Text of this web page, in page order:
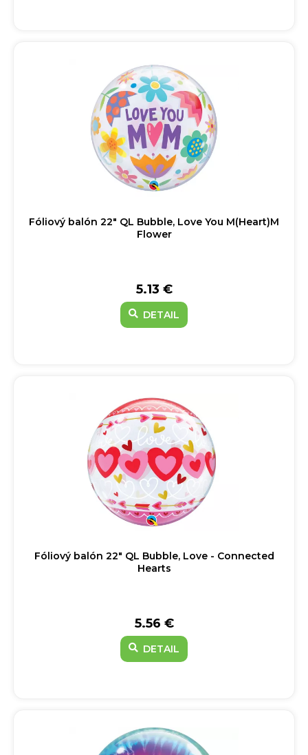
Fóliový balón 22" QL Bubble, Love You M(Heart)M
Flower
5.13 €
DETAIL
Fóliový balón 22" QL Bubble, Love - Connected
Hearts
5.56 €
DETAIL